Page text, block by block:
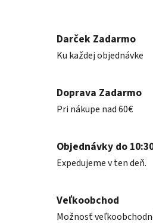
Darček Zadarmo
Ku každej objednávke
Doprava Zadarmo
Pri nákupe nad 60€
Objednávky do
Expedujeme v ten deň.
Veľkoobchod
Možnosť